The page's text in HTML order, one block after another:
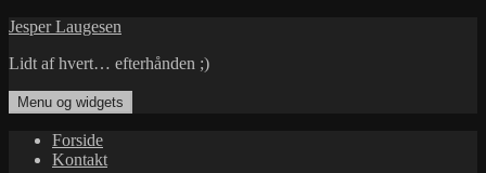
Hop
indhold
Jesper Laugesen
Lidt af hvert… efterhånden ;)
Menu og widgets
Forside
Kontakt